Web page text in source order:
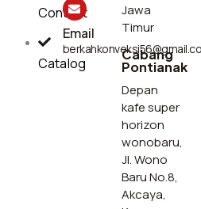
Contact
Catalog
Email
Jawa
Timur
Cabang
Pontianak
Depan
kafe super
horizon
wonobaru,
Jl. Wono
Baru No.8,
Akcaya,